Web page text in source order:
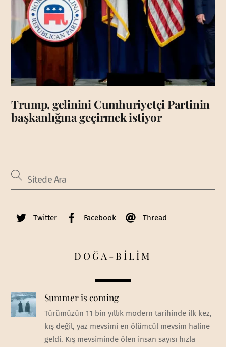
Trump, gelinini Cumhuriyetçi Partinin
başkanlığına geçirmek istiyor
Twitter Facebook Thread
DOĞA-BİLİM
Summer is coming
Türümüzün 11 bin yıllık modern tarihinde ilk kez,
kış değil, yaz mevsimi en ölümcül mevsim haline
geldi. Kış mevsiminde ölen insan sayısı hızla